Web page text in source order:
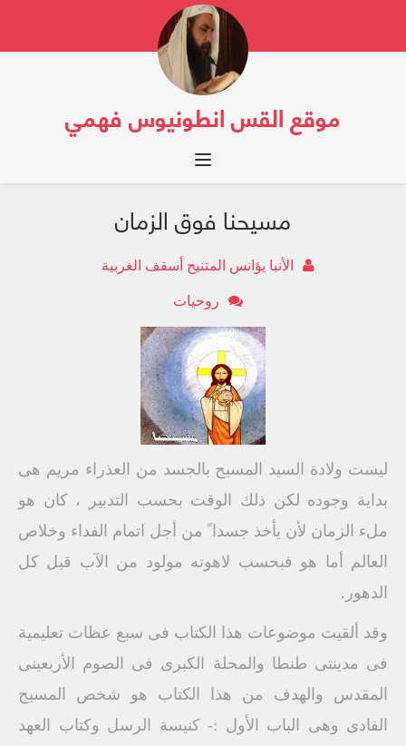
موقع القس انطونيوس فهمي
Toggle navigation
مسيحنا فوق الزمان
الأنبا يؤانس المتنيح أسقف الغربية
روحيات
ليست ولادة السيد المسيح بالجسد من العذراء مريم هى
بداية وجوده لكن ذلك الوقت بحسب التدبير ، كان هو
ملء الزمان لأن يأخذ جسدا ً من أجل اتمام الفداء وخلاص
العالم أما هو فبحسب لاهوته مولود من الآب قبل كل
الدهور.
وقد ألقيت موضوعات هذا الكتاب فى سبع عظات تعليمية
فى مدينتى طنطا والمحلة الكبرى فى الصوم الأربعينى
المقدس والهدف من هذا الكتاب هو شخص المسيح
الفادى وهى الباب الأول :- كنيسة الرسل وكتاب العهد